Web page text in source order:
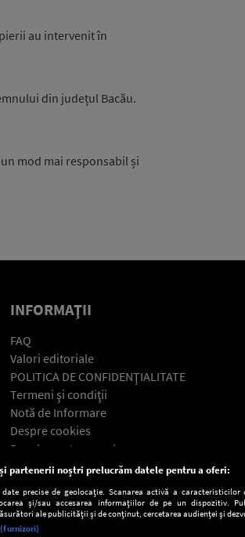
au intervenit în
din județul Bacău.
mod mai responsabil și
INFORMAŢII
FAQ
Valori editoriale
POLITICA DE CONFIDENŢIALITATE
Termeni şi condiţii
Notă de Informare
Despre cookies
Regulament general
GDPR
partenerii noștri prelucrăm datele pentru a oferi:
precise de geolocație. Scanarea activă a caracteristicilor
și/sau accesarea informațiilor de pe un dispozitiv.
ale publicității și de conținut, cercetarea audienței și